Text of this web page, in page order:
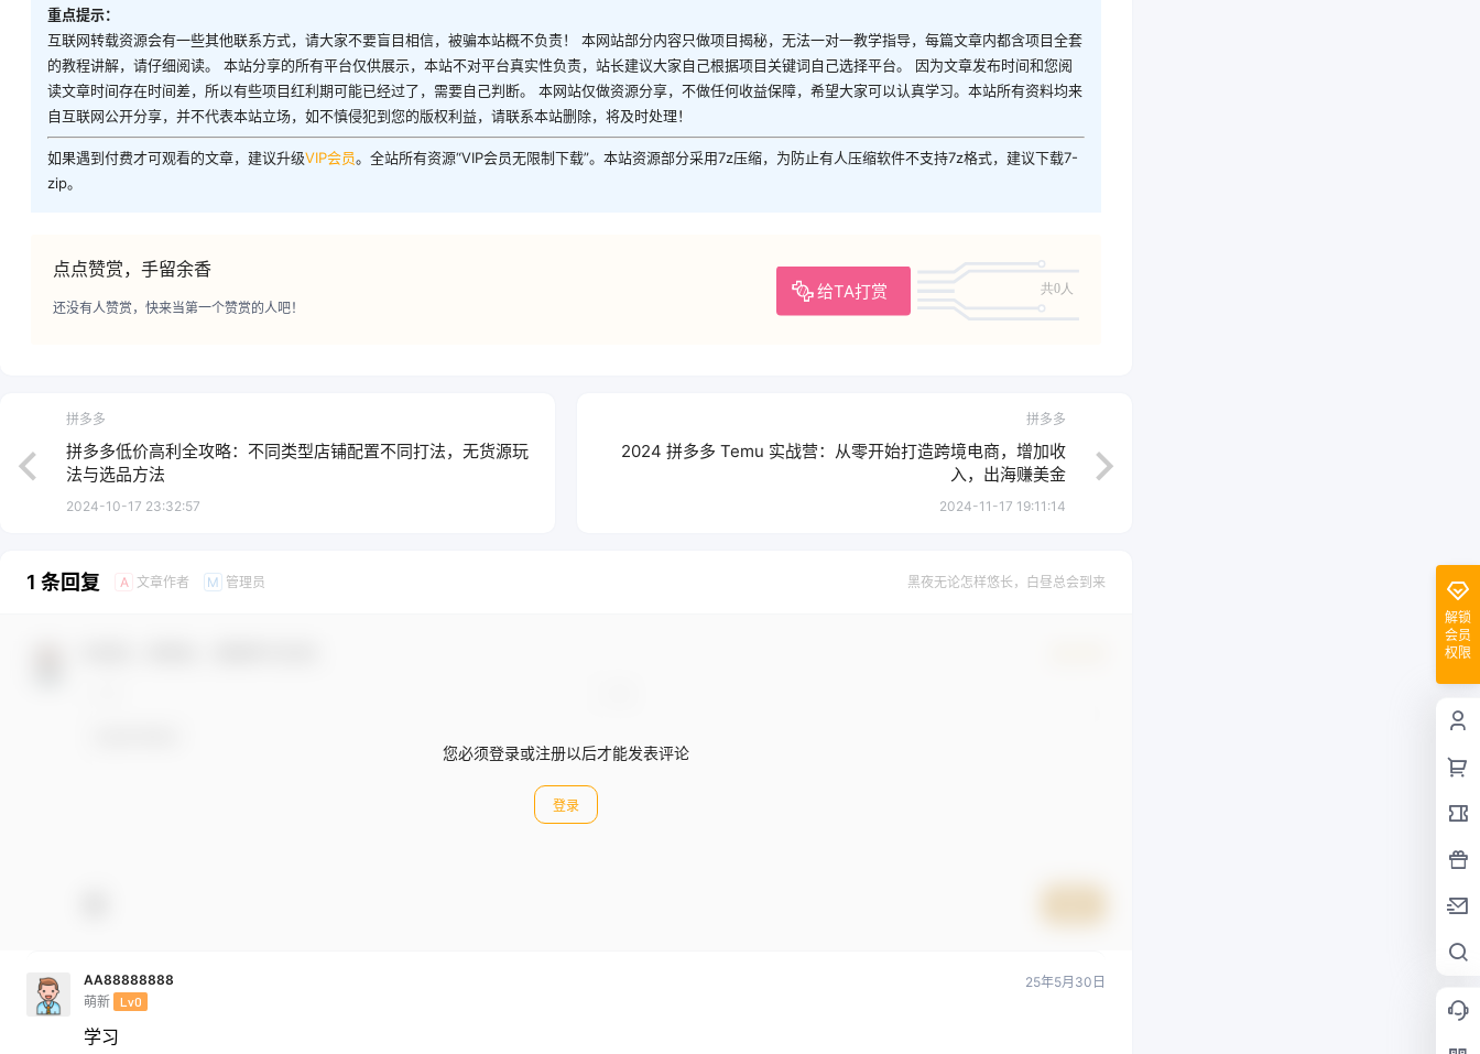
重点提示：
互联网转载资源会有一些其他联系方式，请大家不要盲目相信，被骗本站概不负责！ 本网站部分内容只做项目揭秘，无法一对一教学指导，每篇文章内都含项目全套
的教程讲解，请仔细阅读。 本站分享的所有平台仅供展示，本站不对平台真实性负责，站长建议大家自己根据项目关键词自己选择平台。 因为文章发布时间和您阅
读文章时间存在时间差，所以有些项目红利期可能已经过了，需要自己判断。 本网站仅做资源分享，不做任何收益保障，希望大家可以认真学习。本站所有资料均来
自互联网公开分享，并不代表本站立场，如不慎侵犯到您的版权利益，请联系本站删除，将及时处理！
如果遇到付费才可观看的文章，建议升级VIP会员。全站所有资源“VIP会员无限制下载”。本站资源部分采用7z压缩，为防止有人压缩软件不支持7z格式，建议下载7-
zip。
点点赞赏，手留余香
给TA打赏 共0人
还没有人赞赏，快来当第一个赞赏的人吧！
拼多多
拼多多低价高利全攻略：不同类型店铺配置不同打法，无货源玩
法与选品方法
2024-10-17 23:32:57
拼多多
2024 拼多多 Temu 实战营：从零开始打造跨境电商，增加收
入，出海赚美金
2024-11-17 19:11:14
1 条回复 A 文章作者 M 管理员 黑夜无论怎样悠长，白昼总会到来
您必须登录或注册以后才能发表评论
登录
AA88888888
萌新 Lv0
25年5月30日
学习
解锁
会员
权限